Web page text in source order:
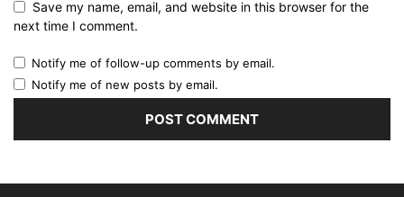
Save my name, email, and website in this browser for the
next time I comment.
Notify me of follow-up comments by email.
Notify me of new posts by email.